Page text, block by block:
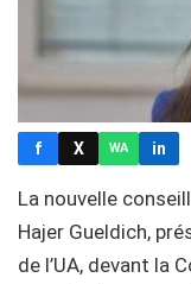
f X WA in
La nouvelle
Hajer Gueldich,
de l’UA, devant la